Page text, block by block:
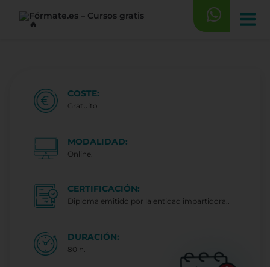
COSTE:
Gratuito
MODALIDAD:
Online.
CERTIFICACIÓN:
Diploma emitido por la entidad impartidora..
DURACIÓN:
80 h.